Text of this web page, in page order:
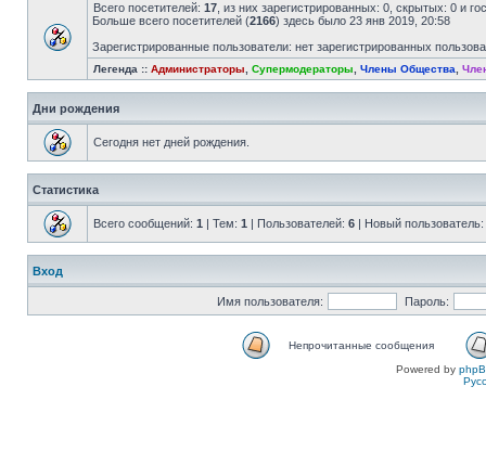
Всего посетителей: 17 , из них зарегистрированных: 0, скрытых: 0 и
Больше всего посетителей (2166) здесь было 23 янв 2019, 20:58
Зарегистрированные пользователи: нет зарегистрированных
Легенда :: Администраторы Супермодераторы Члены Общества
Дни рождения
Сегодня нет дней рождения.
Статистика
Всего сообщений: 1 | Тем: 1 | Пользователей: 6 | Новый пользователь:
Вход
Имя пользователя: Пароль:
Непрочитанные сообщения
Powered by